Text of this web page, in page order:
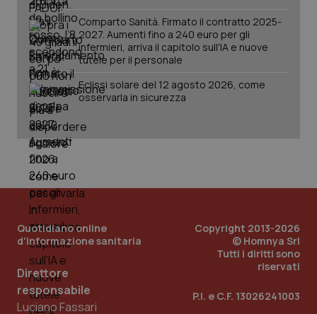
Comparto Sanità. Firmato il contratto 2025-
2027. Aumenti fino a 240 euro per gli
infermieri, arriva il capitolo sull'IA e nuove
tutele per il personale
Eclissi solare del 12 agosto 2026, come
osservarla in sicurezza
Quotidiano online
d'informazione sanitaria
Direttore
responsabile
Luciano Fassari
Copyright 2013-2026
© Homnya Srl
Tutti i diritti sono
riservati
P.I. e C.F. 13026241003
www.quotidianosanita.it